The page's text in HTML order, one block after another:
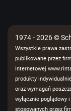
1974 - 2026 ©
Wszystkie prawa
publikowane przez
internetowej
produkty
oraz wymagań
wyłącznie poglądowy
stosowanych przez